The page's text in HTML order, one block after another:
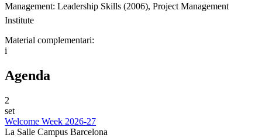
Management: Leadership Skills (2006), Project Management
Institute
Material complementari:
i
Agenda
2
set
Welcome Week 2026-27
La Salle Campus Barcelona